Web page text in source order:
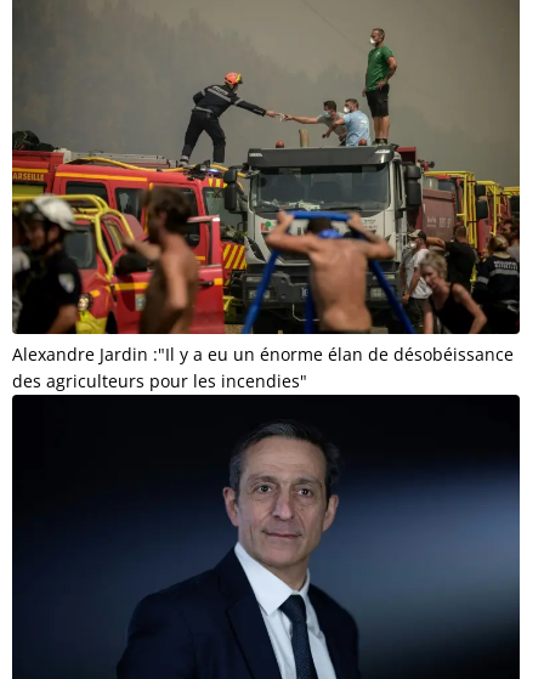
Alexandre Jardin :"Il y a eu un énorme élan de désobéissance
des agriculteurs pour les incendies"